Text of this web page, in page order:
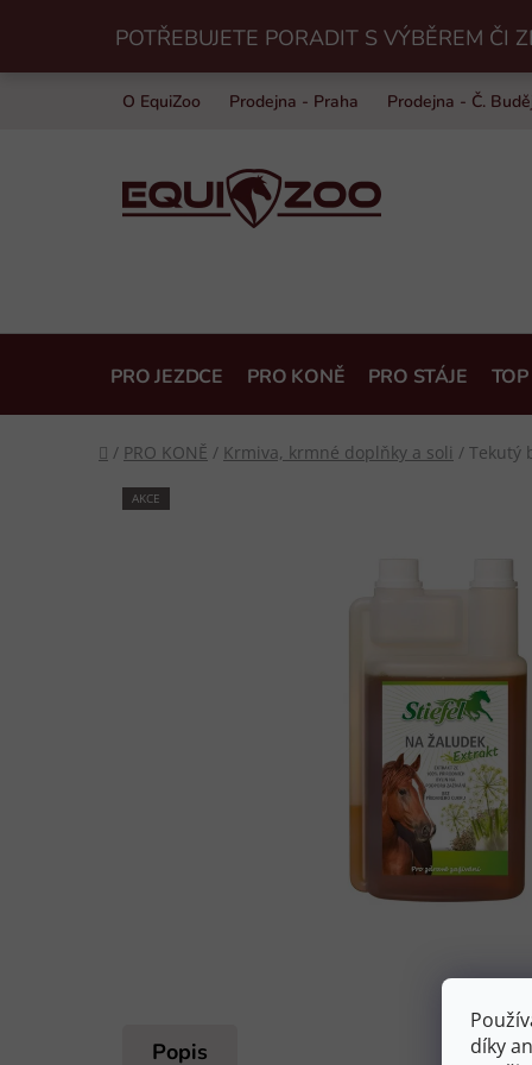
díky
obsah
POTŘEBUJETE PORADIT S VÝBĚREM ČI
O EquiZoo Prodejna - Praha Prodejna - Č.
PRO JEZDCE PRO KONĚ PRO STÁJE
Domů
/ PRO KONĚ / Krmiva, krmné doplňky a soli / Tekutý
AKCE
Popis